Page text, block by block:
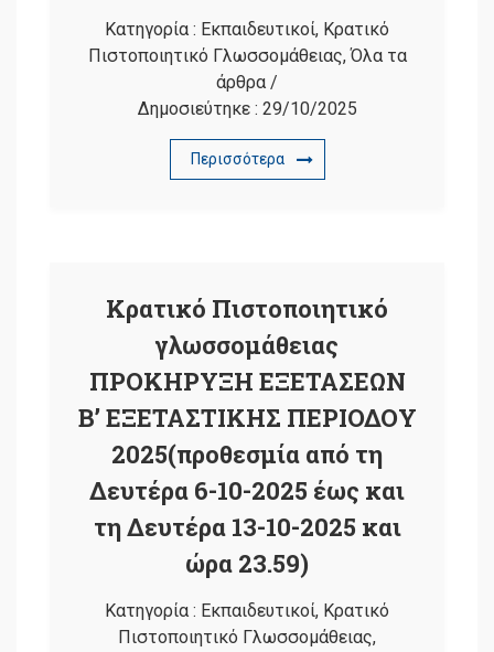
Κατηγορία : Εκπαιδευτικοί, Κρατικό
Πιστοποιητικό Γλωσσομάθειας,Όλα τα
άρθρα /
Δημοσιεύτηκε : 29/10/2025
Περισσότερα
Κρατικό Πιστοποιητικό
γλωσσομάθειας
ΠΡΟΚΗΡΥΞΗ ΕΞΕΤΑΣΕΩΝ
Β’ ΕΞΕΤΑΣΤΙΚΗΣ ΠΕΡΙΟΔΟΥ
2025(προθεσμία από τη
Δευτέρα 6-10-2025 έως και
τη Δευτέρα 13-10-2025 και
ώρα 23.59)
Κατηγορία : Εκπαιδευτικοί, Κρατικό
Πιστοποιητικό Γλωσσομάθειας,